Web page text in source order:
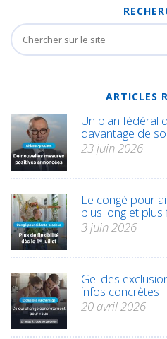
ARTICLES
Un plan fédéral
davantage de
23 juin 2026
Le congé pour
plus long et plus
3 juin 2026
Gel des
infos concrètes
20 avril 2026